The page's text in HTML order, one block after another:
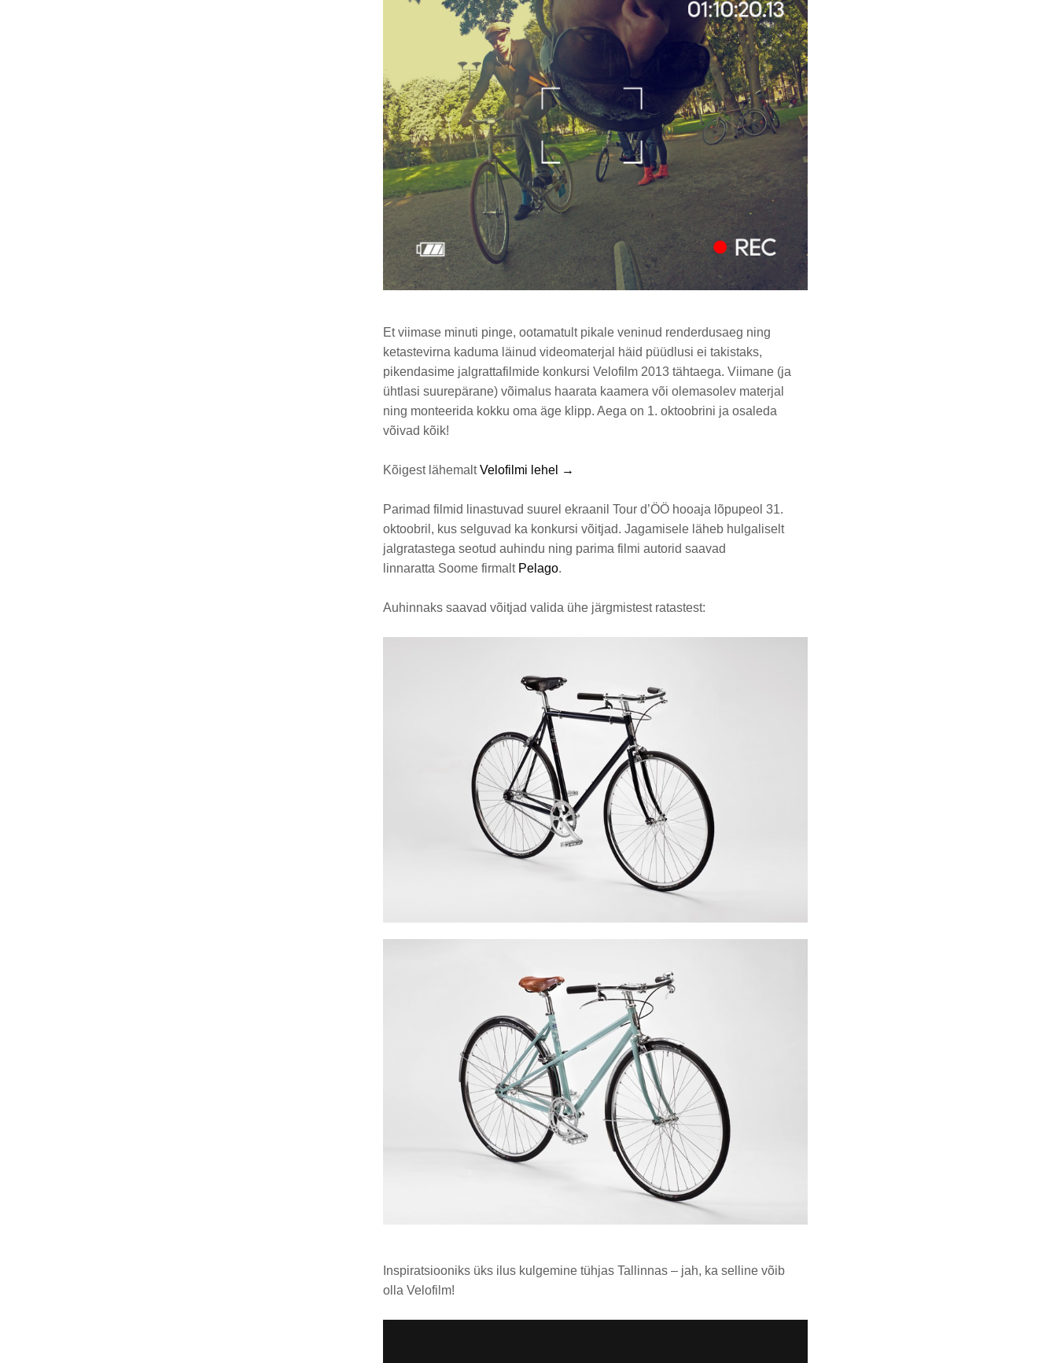
Et viimase minuti pinge, ootamatult pikale veninud renderdusaeg ning
ketastevirna kaduma läinud videomaterjal häid püüdlusi ei takistaks,
pikendasime jalgrattafilmide konkursi Velofilm 2013 tähtaega. Viimane (ja
ühtlasi suurepärane) võimalus haarata kaamera või olemasolev materjal
ning monteerida kokku oma äge klipp. Aega on 1. oktoobrini ja osaleda
võivad kõik!
Kõigest lähemaltVelofilmi lehel →
Parimad filmid linastuvad suurel ekraanil Tour d’ÖÖ hooaja lõpupeol 31.
oktoobril, kus selguvad ka konkursi võitjad. Jagamisele läheb hulgaliselt
jalgratastega seotud auhindu ning parima filmi autorid saavad
linnaratta Soome firmalt Pelago.
Auhinnaks saavad võitjad valida ühe järgmistest ratastest:
Inspiratsiooniks üks ilus kulgemine tühjas Tallinnas – jah, ka selline võib
olla Velofilm!